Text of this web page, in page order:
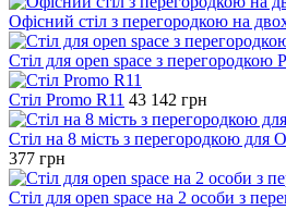
Офісний стіл з перегородкою на
Стіл для open space з перегородкою
Стіл Promo R11 43 142 грн
Стіл на 8 мість з перегородкою для
377 грн
Стіл для open space на 2 особи з